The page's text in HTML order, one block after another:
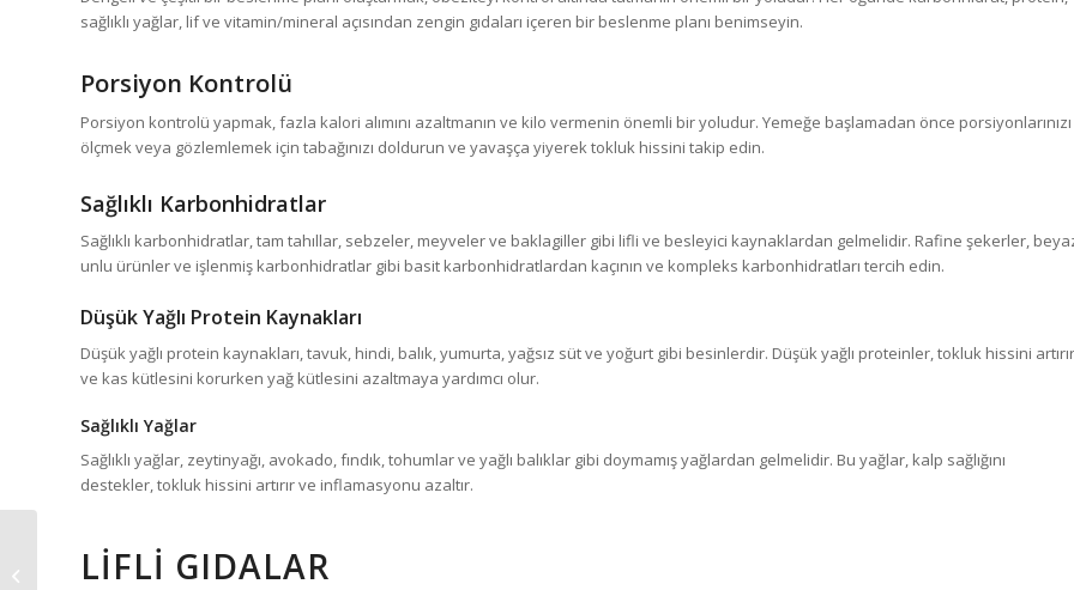
sağlıklı yağlar, lif ve vitamin/mineral açısından zengin gıdaları içeren bir beslenme planı benimseyin.
Porsiyon Kontrolü
Porsiyon kontrolü yapmak, fazla kalori alımını azaltmanın ve kilo vermenin önemli bir yoludur. Yemeğe başlamadan önce porsiyonlarınızı
ölçmek veya gözlemlemek için tabağınızı doldurun ve yavaşça yiyerek tokluk hissini takip edin.
Sağlıklı Karbonhidratlar
Sağlıklı karbonhidratlar, tam tahıllar, sebzeler, meyveler ve baklagiller gibi lifli ve besleyici kaynaklardan gelmelidir. Rafine şekerler,
unlu ürünler ve işlenmiş karbonhidratlar gibi basit karbonhidratlardan kaçının ve kompleks karbonhidratları tercih edin.
Düşük Yağlı Protein Kaynakları
Düşük yağlı protein kaynakları, tavuk, hindi, balık, yumurta, yağsız süt ve yoğurt gibi besinlerdir. Düşük yağlı proteinler, tokluk hissini artırır
ve kas kütlesini korurken yağ kütlesini azaltmaya yardımcı olur.
Sağlıklı Yağlar
Sağlıklı yağlar, zeytinyağı, avokado, fındık, tohumlar ve yağlı balıklar gibi doymamış yağlardan gelmelidir. Bu yağlar, kalp sağlığını
destekler, tokluk hissini artırır ve inflamasyonu azaltır.
LIFLI GIDALAR
Çocuk Obezitesi